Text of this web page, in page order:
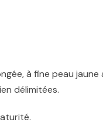
à fine peau
délimitées.
.